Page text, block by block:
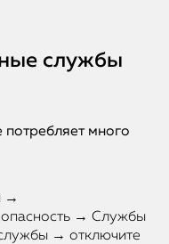
службы
много
→
→ Службы
→ отключите